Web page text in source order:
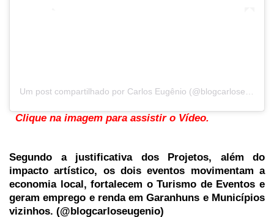
Um post compartilhado por Carlos Eugênio (@blogcarloseugenio)
Clique na imagem para assistir o Vídeo.
Segundo a justificativa dos Projetos, além do
impacto artístico, os dois eventos movimentam a
economia local, fortalecem o Turismo de Eventos e
geram emprego e renda em Garanhuns e Municípios
vizinhos. (@blogcarloseugenio)